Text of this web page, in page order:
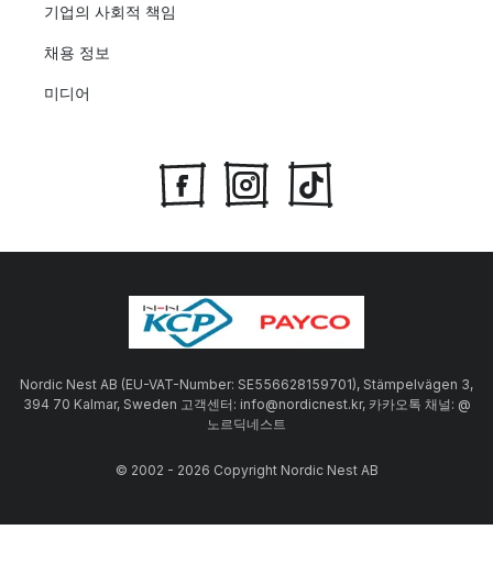
기업의 사회적 책임
채용 정보
미디어
Nordic Nest AB (EU-VAT-Number: SE556628159701), Stämpelvägen 3,
394 70 Kalmar, Sweden 고객센터: info@nordicnest.kr, 카카오톡 채널: @
노르딕네스트
© 2002 - 2026 Copyright Nordic Nest AB